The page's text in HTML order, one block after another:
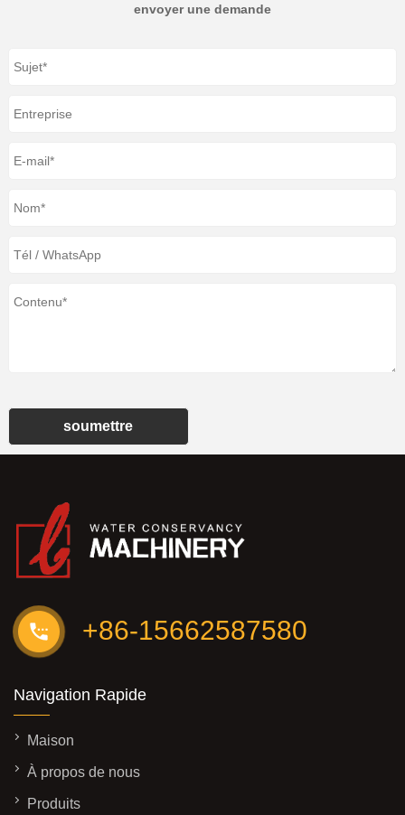
envoyer une demande
soumettre
+86-15662587580
Navigation Rapide
Maison
À propos de nous
Produits